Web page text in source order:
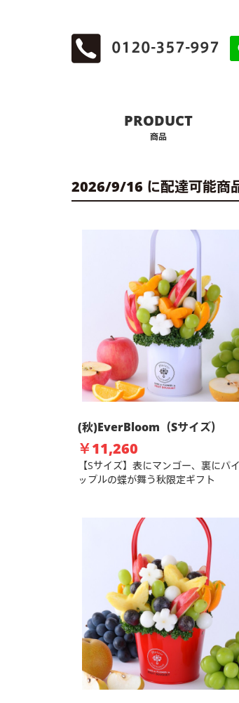
0120-357-997
PRODUCT
商品
2026/9/16 に配達可能商
(秋)EverBloom（Sサイズ）
￥11,260
【Sサイズ】表にマンゴー、裏にパ
ップルの蝶が舞う秋限定ギフト